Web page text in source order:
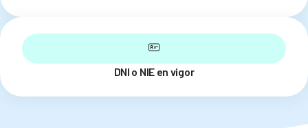
DNI o NIE en vigor